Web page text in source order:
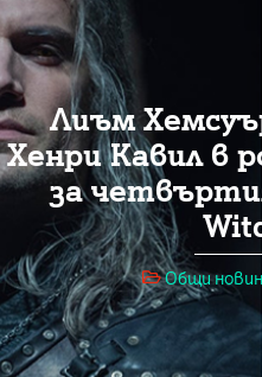
Лиъм
Хенри Кавил в
за
Общи